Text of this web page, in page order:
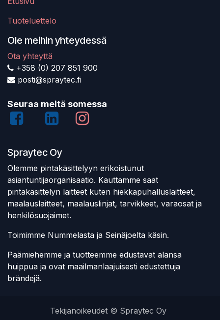
Tuoteluettelo
Ole meihin yhteydessä
Ota yhteyttä
+358 (0) 207 851 900
posti@spraytec.fi
Seuraa meitä somessa
Spraytec Oy
Olemme pintakäsittelyyn erikoistunut
asiantuntijaorganisaatio. Kauttamme saat
pintakäsittelyn laitteet kuten hiekkapuhalluslaitteet,
maalauslaitteet, maalauslinjat, tarvikkeet, varaosat ja
henkilösuojaimet.
Toimimme Nummelasta ja Seinäjoelta käsin.
Päämiehemme ja tuotteemme edustavat alansa
huippua ja ovat maailmanlaajuisesti edustettuja
brändejä.
Tekijänoikeudet © Spraytec Oy